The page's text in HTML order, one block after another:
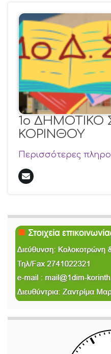
1ο ΔΗΜΟΤΙΚΟ
ΚΟΡΙΝΘΟΥ
Περισσότερες